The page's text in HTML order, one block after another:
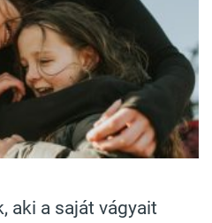
aki a saját vágyait